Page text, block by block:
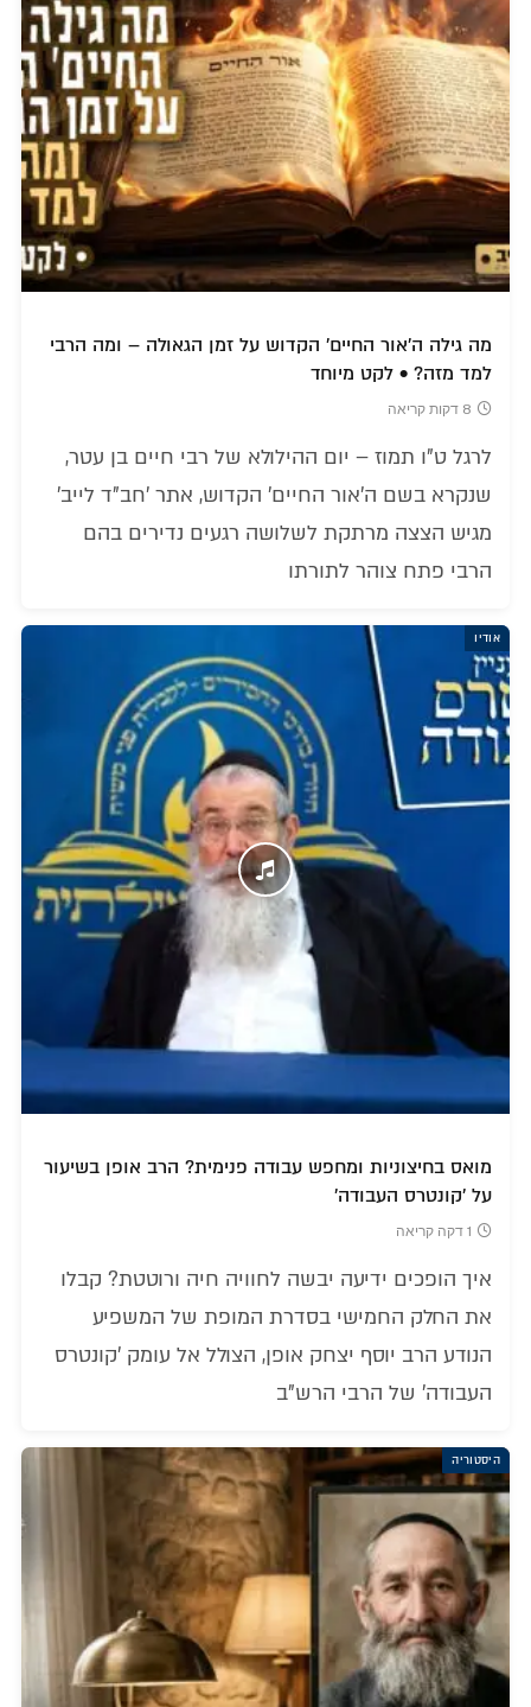
מה גילה ה'אור החיים' הקדוש על זמן הגאולה – ומה הרבי
למד מזה? • לקט מיוחד
8 דקות קריאה
לרגל ט"ו תמוז – יום ההילולא של רבי חיים בן עטר,
שנקרא בשם ה'אור החיים' הקדוש, אתר 'חב"ד לייב'
מגיש הצצה מרתקת לשלושה רגעים נדירים בהם
הרבי פתח צוהר לתורתו
אודיו
מואס בחיצוניות ומחפש עבודה פנימית? הרב אופן בשיעור
על 'קונטרס העבודה'
1 דקה קריאה
איך הופכים ידיעה יבשה לחוויה חיה ורוטטת? קבלו
את החלק החמישי בסדרת המופת של המשפיע
הנודע הרב יוסף יצחק אופן, הצולל אל עומק 'קונטרס
העבודה' של הרבי הרש"ב
היסטוריה